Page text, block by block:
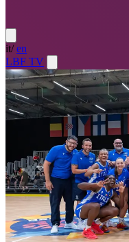
it/ en
LBF TV